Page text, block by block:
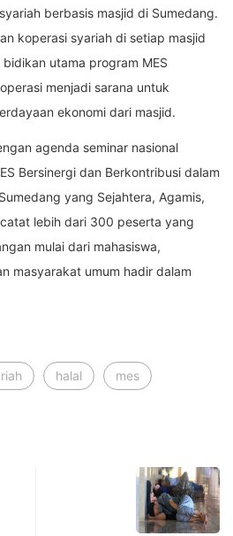
berbasis masjid di Sumedang.
koperasi syariah di setiap masjid
utama program MES
menjadi sarana untuk
ekonomi dari masjid.
agenda seminar nasional
Bersinergi dan Berkontribusi dalam
yang Sejahtera, Agamis,
lebih dari 300 peserta yang
mulai dari mahasiswa,
masyarakat umum hadir dalam
halal mes